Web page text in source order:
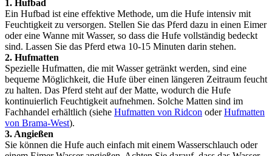
1. Hufbad
Ein Hufbad ist eine effektive Methode, um die Hufe intensiv mit
Feuchtigkeit zu versorgen. Stellen Sie das Pferd dazu in einen Eimer
oder eine Wanne mit Wasser, so dass die Hufe vollständig bedeckt
sind. Lassen Sie das Pferd etwa 10-15 Minuten darin stehen.
2. Hufmatten
Spezielle Hufmatten, die mit Wasser getränkt werden, sind eine
bequeme Möglichkeit, die Hufe über einen längeren Zeitraum feucht
zu halten. Das Pferd steht auf der Matte, wodurch die Hufe
kontinuierlich Feuchtigkeit aufnehmen. Solche Matten sind im
Fachhandel erhältlich (siehe Hufmatten von Ridcon oderHufmatten
von Brama-West).
3. Angießen
Sie können die Hufe auch einfach mit einem Wasserschlauch oder